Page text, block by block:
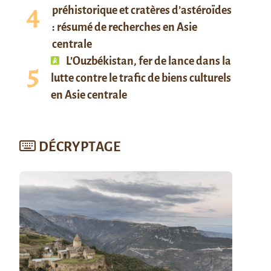
préhistorique et cratères d’astéroïdes
: résumé de recherches en Asie
centrale
L’Ouzbékistan, fer de lance dans la
lutte contre le trafic de biens culturels
en Asie centrale
DÉCRYPTAGE